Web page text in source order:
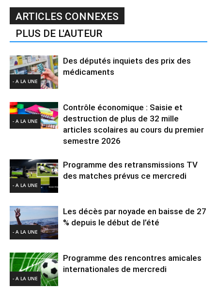
ARTICLES CONNEXES
PLUS DE L'AUTEUR
- A LA UNE
Des députés inquiets des prix des
médicaments
- A LA UNE
Contrôle économique : Saisie et
destruction de plus de 32 mille
articles scolaires au cours du premier
semestre 2026
- A LA UNE
Programme des retransmissions TV
des matches prévus ce mercredi
- A LA UNE
Les décès par noyade en baisse de 27
% depuis le début de l’été
- A LA UNE
Programme des rencontres amicales
internationales de mercredi